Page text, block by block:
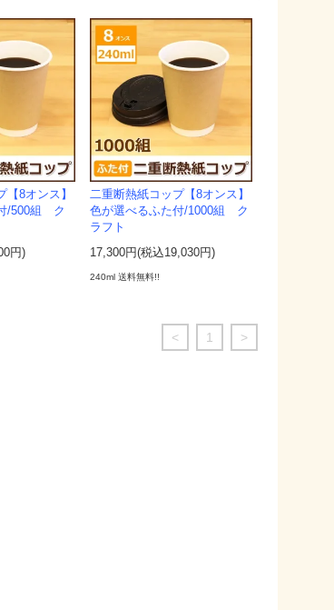
【8オンス】
/500組 ク
円)
二重断熱紙コップ【8オンス】
色が選べるふた付/1000組 ク
ラフト
17,300円(税込19,030円)
240ml 送料無料!!
< 1 >